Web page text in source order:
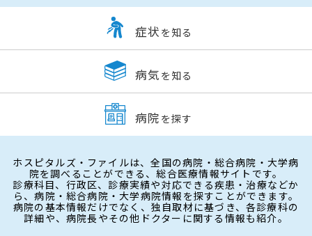
症状 を知る
病気 を知る
病院 を探す
ホスピタルズ・ファイルは、全国の病院・総合病院・大学病
院を調べることができる、総合医療情報サイトです。
診療科目、行政区、診療実績や対応できる疾患・治療などか
ら、病院・総合病院・大学病院情報を探すことができます。
病院の基本情報だけでなく、独自取材に基づき、各診療科の
詳細や、病院長やその他ドクターに関する情報も紹介。